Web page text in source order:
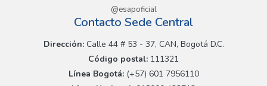
@esapoficial
Contacto Sede Central
Dirección:Calle 44 # 53 - 37, CAN, Bogotá D.C.
Código postal: 111321
Línea Bogotá:(+57) 601 7956110